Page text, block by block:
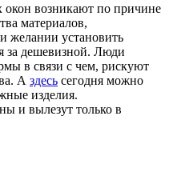
окон возникают по причине
материалов,
желании установить
за дешевизной. Люди
в связи с чем, рискуют
А здесь сегодня можно
изделия.
и вылезут только в